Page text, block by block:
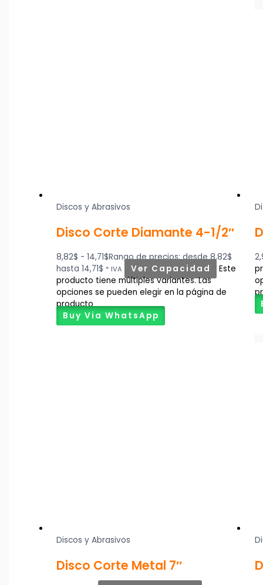
Discos y Abrasivos
Disco Corte Diamante 4-1/2″
8,82$ - 14,71$Rango de precios: desde 8,82$
hasta 14,71$ * IVA Ver Capacidad
Este
producto tiene múltiples variantes. Las
opciones se pueden elegir en la página de
producto
Buy Via WhatsApp
Discos y Abrasivos
Disco Corte Metal 7″